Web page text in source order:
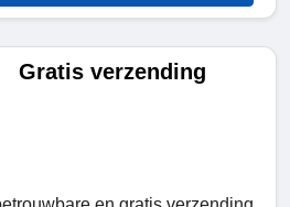
Gratis verzending